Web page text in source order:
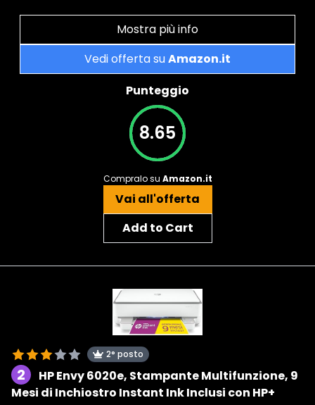
Mostra più info
Vedi offerta suAmazon.it
Punteggio
8.65
Compralo su Amazon.it
Vai all'offerta
Add to Cart
2° posto
2
HP Envy 6020e, Stampante Multifunzione, 9
Mesi di Inchiostro Instant Ink Inclusi con HP+